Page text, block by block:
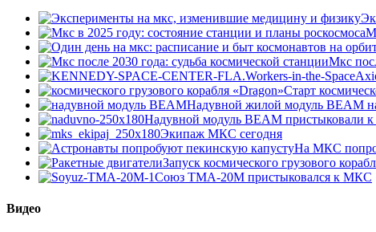
Мкс
Старт
Надувной жилой модуль BEAM
Надувной модуль BEAM пристыковали
Экипаж МКС сегодня
На МКС
Запуск космического грузового
Союз ТМА-20М пристыковался к МКС
Видео